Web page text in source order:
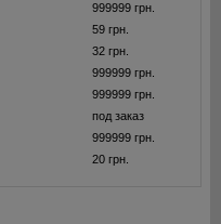
999999 грн.
59 грн.
32 грн.
999999 грн.
999999 грн.
под заказ
999999 грн.
20 грн.